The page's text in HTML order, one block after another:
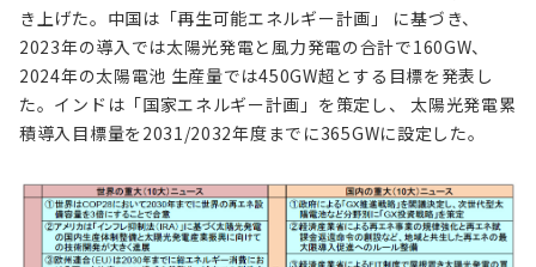
き上げた。中国は「再生可能エネルギー計画」 に基づき、
2023年の導入では太陽光発電と風力発電の合計で160GW、
2024年の太陽電池 生産量では450GW超とする目標を発表し
た。インドは「国家エネルギー計画」を策定し、 太陽光発電累
積導入目標量を2031/2032年度までに365GWに設定した。